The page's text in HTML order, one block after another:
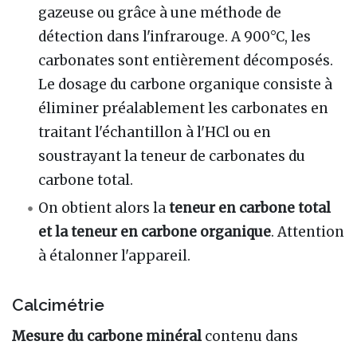
gazeuse ou grâce à une méthode de
détection dans l'infrarouge. A 900°C, les
carbonates sont entièrement décomposés.
Le dosage du carbone organique consiste à
éliminer préalablement les carbonates en
traitant l'échantillon à l'HCl ou en
soustrayant la teneur de carbonates du
carbone total.
On obtient alors lateneur en carbone total
et la teneur en carbone organique. Attention
à étalonner l'appareil.
Calcimétrie
Mesure du carbone minéralcontenu dans